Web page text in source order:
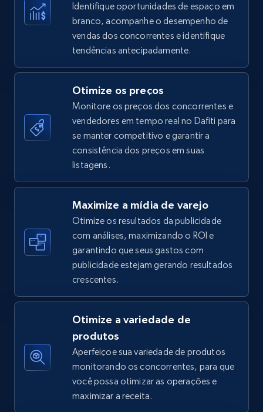
TikTok Shop
URL, Title, Available, Description, Currency, Initial
price, Final price, Discount percent, and more.
5.4K+ 668+ Comece agora
TikTok Shop - category
URL, Title, Available, Description, Currency, Initial
price, Final price, Discount percent, and more.
TikTok Shop - Collect TikTok shop products
by keywords search
URL, Title, Available, Description, Currency, Initial
price, Final price, Discount percent, and more.
TikTok Shop - discover records by shop url
Identifique oportunidades de espaço em
branco, acompanhe o desempenho de
vendas dos concorrentes e identifique
tendências antecipadamente.
Otimize os preços
Monitore os preços dos concorrentes e
vendedores em tempo real no Dafiti para
se manter competitivo e garantir a
consistência dos preços em suas
listagens.
Maximize a mídia de varejo
Otimize os resultados da publicidade
com análises, maximizando o ROI e
garantindo que seus gastos com
publicidade estejam gerando resultados
crescentes.
Otimize a variedade de
produtos
Aperfeiçoe sua variedade de produtos
monitorando os concorrentes, para que
você possa otimizar as operações e
maximizar a receita.